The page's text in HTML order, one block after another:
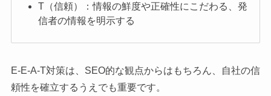
T（信頼）：情報の鮮度や正確性にこだわる、発
信者の情報を明示する
E-E-A-T対策は、SEO的な観点からはもちろん、自社の信
頼性を確立するうえでも重要です。